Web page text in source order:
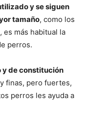
y se siguen
tamaño, como los
es más habitual la
perros.
y de constitución
finas, pero fuertes,
perros les ayuda a